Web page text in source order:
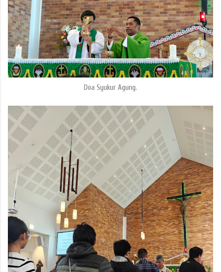
Doa Syukur Agung.